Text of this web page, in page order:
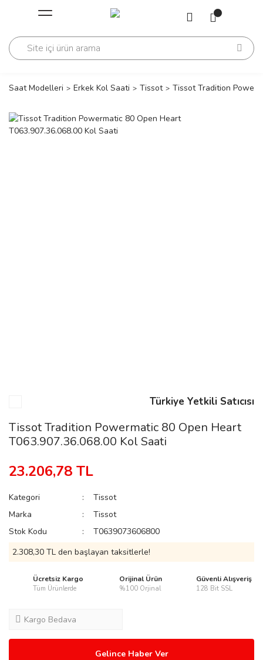
Geri Dön
Geri Dön
Saat Modelleri Erkek Kol Saati Tissot Tissot Tradition
Türkiye Yetkili Satıcısı
Tissot Tradition Powermatic 80 Open Heart
T063.907.36.068.00 Kol Saati
23.206,78 TL
Kategori
Tissot
Marka
Tissot
Stok Kodu
T0639073606800
2.308,30 TL den başlayan taksitlerle!
Ücretsiz Kargo
Tüm Ürünlerde
Orijinal Ürün
%100 Orjinal
Güvenli Alışveriş
128 Bit SSL
Kargo Bedava
Gelince Haber Ver